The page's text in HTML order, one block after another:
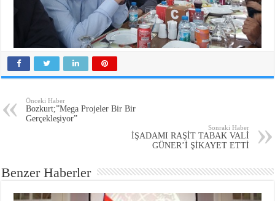
Önceki Haber
Bozkurt;”Mega Projeler Bir Bir
Gerçekleşiyor”
Sonraki Haber
İŞADAMI RAŞİT TABAK VALİ
GÜNER’İ ŞİKAYET ETTİ
Benzer Haberler